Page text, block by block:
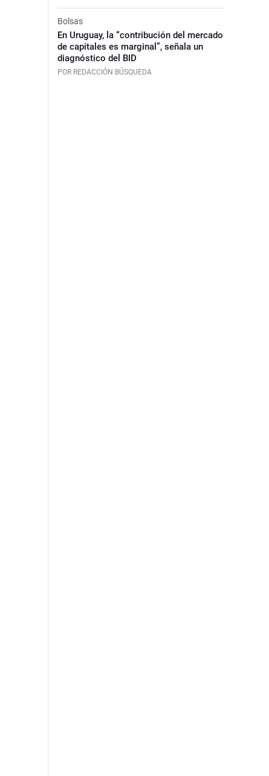
Bolsas
En Uruguay, la “contribución del mercado
de capitales es marginal”, señala un
diagnóstico del BID
POR REDACCIÓN BÚSQUEDA